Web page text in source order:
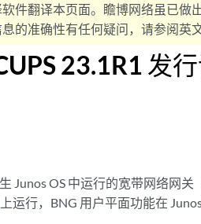
件翻译本页面。瞻博网络虽已做
的准确性有任何疑问，请参阅英
23.1R1 发
Junos OS 中运行的宽带网络网
运行，BNG 用户平面功能在